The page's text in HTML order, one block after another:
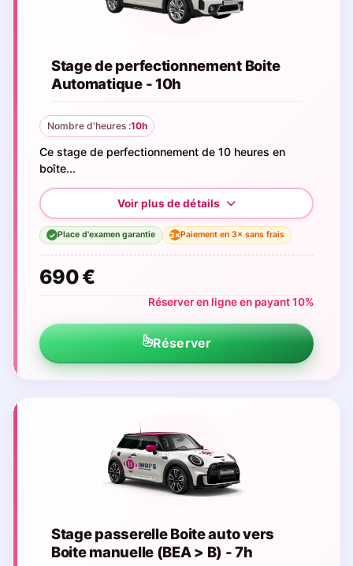
Stage de perfectionnement Boite
Automatique - 10h
Nombre d'heures :10h
Ce stage de perfectionnement de 10 heures en
boîte...
✓ Place d'examen garantie 3×Paiement en 3× sans frais
690 €
Réserver en ligne en payant 10%
Réserver
Stage passerelle Boite auto vers
Boite manuelle (BEA > B) - 7h